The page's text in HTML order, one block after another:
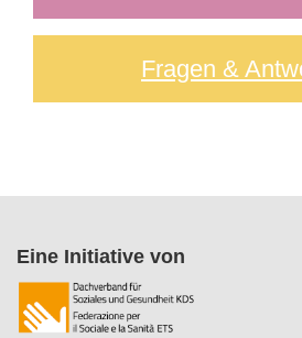
Fragen &
Eine Initiative von